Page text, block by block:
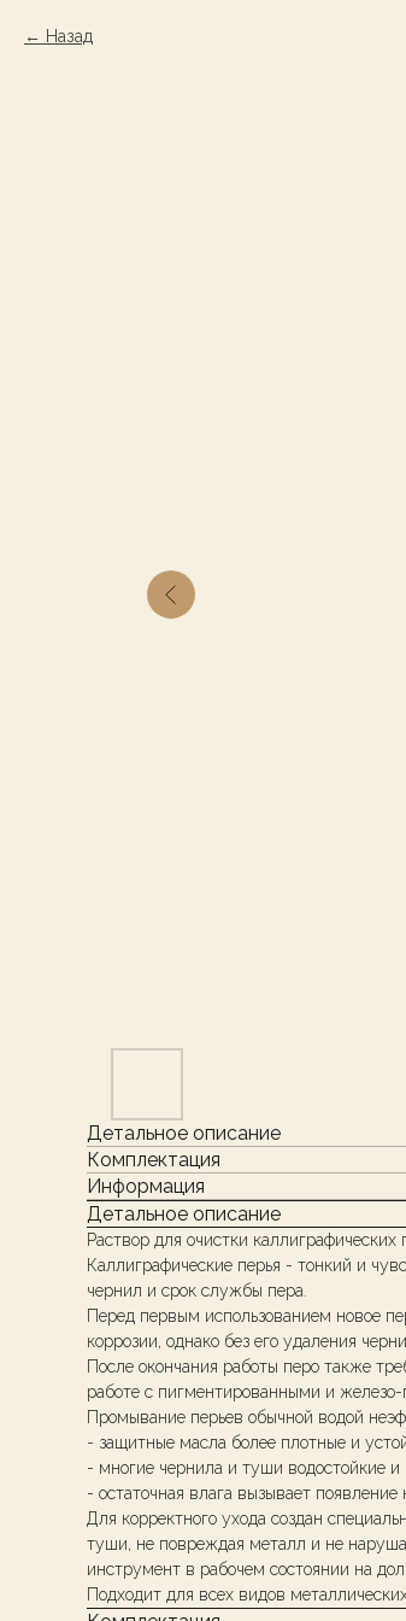
Назад
Детальное описание
Комплектация
Информация
Детальное описание
Раствор для очистки
Каллиграфические перья - тонкий и
чернил и срок службы пера.
Перед первым использованием новое
коррозии, однако без его удаления
После окончания работы перо также
работе с пигментированными и
Промывание перьев обычной водой
- защитные масла более плотные и
- многие чернила и туши водостойкие
- остаточная влага вызывает появление
Для корректного ухода создан
туши, не повреждая металл и не
инструмент в рабочем состоянии на
Подходит для всех видов